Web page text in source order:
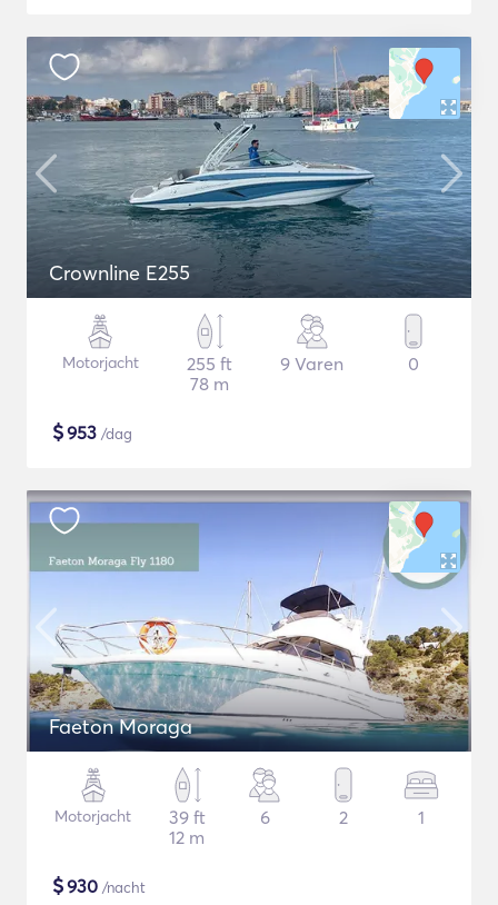
Crownline E255
Motorjacht
255 ft
78 m
9 Varen 0
$953 /dag
Faeton Moraga
Motorjacht
39 ft
12 m
6 2 1
$930 /nacht